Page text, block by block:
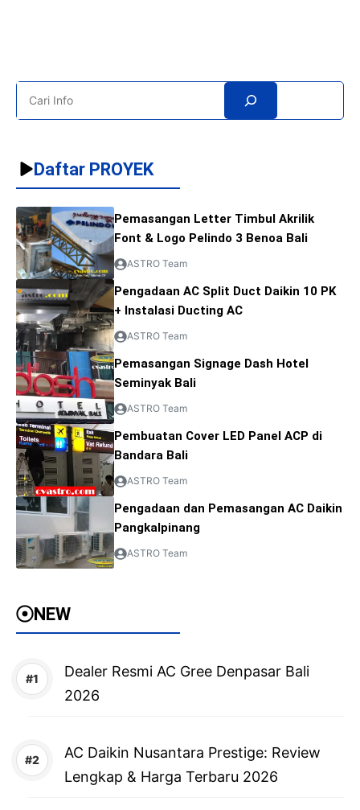
Search
Daftar PROYEK
Pemasangan Letter Timbul Akrilik
Font & Logo Pelindo 3 Benoa Bali
ASTRO Team
Pengadaan AC Split Duct Daikin 10 PK
+ Instalasi Ducting AC
ASTRO Team
Pemasangan Signage Dash Hotel
Seminyak Bali
ASTRO Team
Pembuatan Cover LED Panel ACP di
Bandara Bali
ASTRO Team
Pengadaan dan Pemasangan AC Daikin
Pangkalpinang
ASTRO Team
NEW
Dealer Resmi AC Gree Denpasar Bali
2026
AC Daikin Nusantara Prestige: Review
Lengkap & Harga Terbaru 2026